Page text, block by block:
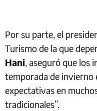
Por su parte, el
Turismo de la que
Hani, aseguró que los
temporada de invierno
expectativas en
tradicionales”.